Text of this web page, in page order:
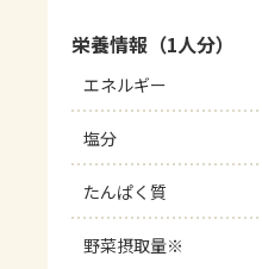
栄養情報（1人分）
エネルギー
塩分
たんぱく質
野菜摂取量※